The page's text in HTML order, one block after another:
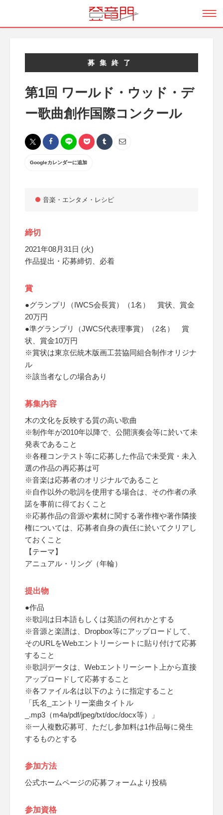
募集終了
第1回 ワールド・ウッド・デ
ー歌曲創作国際コンクール
Googleカレンダーに追加
音楽・エンタメ・レシピ
締切
2021年08月31日 (火)
作品提出・応募締切、必着
賞
●グランプリ（IWCS会長賞）（1名） 賞状、賞金
20万円
●準グランプリ（JWCS代表理事賞）（2名） 賞
状、賞金10万円
※賞状は東京伝統木版画工芸協同組合制作オリジナ
ル
※該当者なしの場合あり
募集内容
木の文化を反映する質の高い歌曲
※制作年が2010年以降で、公開演奏会等に於いて未
発表であること
※各種コンテスト等に応募した作品で未受賞・未入
選の作品の再応募は可
※音楽は応募者のオリジナルであること
※自作以外の歌詞を使用する場合は、その作者の承
諾を事前に得ておくこと
※応募作品の音源や素材に関する著作権や著作隣接
権については、応募者自身の責任に於いてクリアし
ておくこと
【テーマ】
アニュアル・リング（年輪）
提出物
●作品
※歌詞は日本語もしくは英語の何れかとする
※音源と楽譜は、Dropbox等にアップロードして、
そのURLをWebエントリーシートに貼り付けて応募
すること
※歌詞データは、Webエントリーシート上から直接
アップロードして応募すること
※各ファイル名は以下のように指定すること
「氏名_エントリー楽曲タイトル
_.mp3（m4a/pdf/jpeg/txt/doc/docx等）」
※一人複数応募可、ただし参加料は1作品毎に発生
するものとする
参加方法
公式ホームページの応募フォームより投稿
参加資格